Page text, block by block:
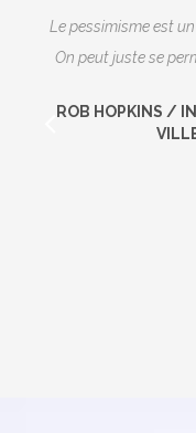
Le pessimisme est
On peut juste se
ROB HOPKINS /